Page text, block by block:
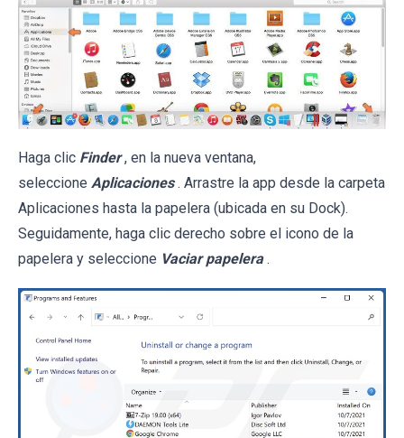
Haga clic Finder , en la nueva ventana,
seleccione Aplicaciones . Arrastre la app desde la carpeta
Aplicaciones hasta la papelera (ubicada en su Dock).
Seguidamente, haga clic derecho sobre el icono de la
papelera y seleccione Vaciar papelera .